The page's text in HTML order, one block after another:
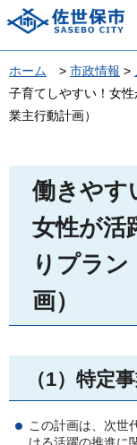
佐世保市
ホーム > 市政情報 >
子育てしやすい！女
業主行動計画）
働きやす
女性が活
りプラン
画）
（1）特定
この計画は、次世